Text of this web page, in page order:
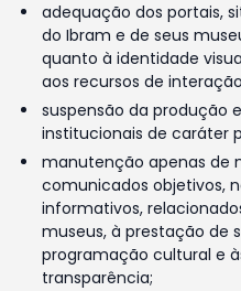
adequação dos portais,
do Ibram e de seus
quanto à identidade
aos recursos de
suspensão da produção
institucionais de caráter
manutenção apenas de
comunicados objetivos,
informativos,
museus, à prestação de
programação cultural e
transparência;